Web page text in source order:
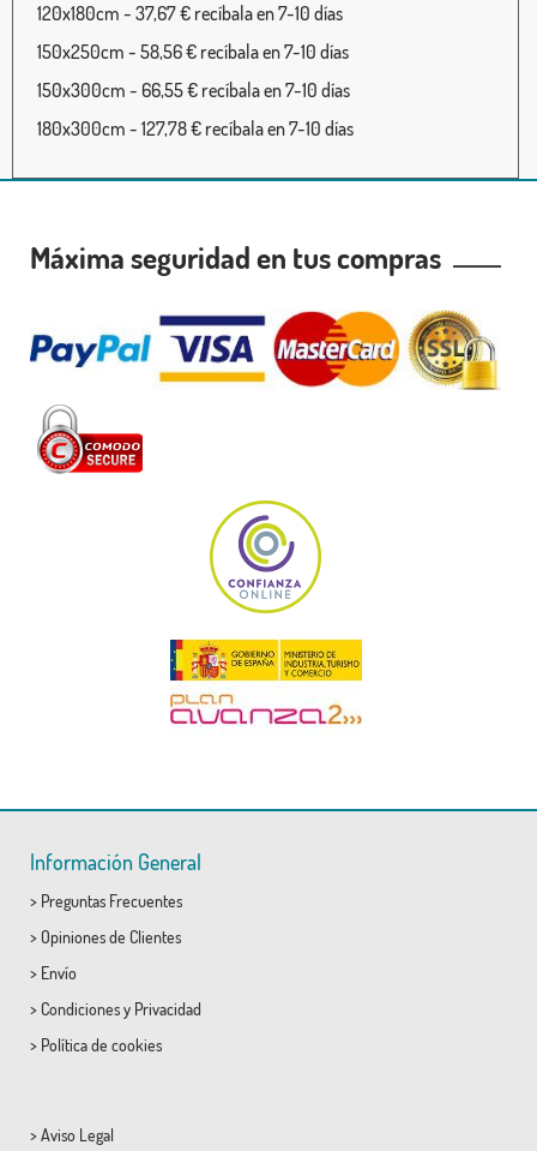
120x180cm - 37,67 € recíbala en 7-10 días
150x250cm - 58,56 € recíbala en 7-10 días
150x300cm - 66,55 € recíbala en 7-10 días
180x300cm - 127,78 € recíbala en 7-10 días
Máxima seguridad en tus compras
Información General
> Preguntas Frecuentes
> Opiniones de Clientes
> Envío
> Condicionesy Privacidad
> Política de cookies
> Aviso Legal